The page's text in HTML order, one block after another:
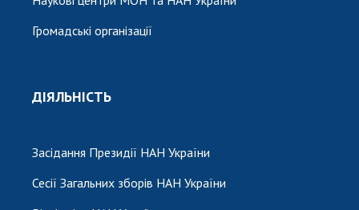
Громадські організації
ДІЯЛЬНІСТЬ
Засідання Президії НАН України
Сесії Загальних зборів НАН України